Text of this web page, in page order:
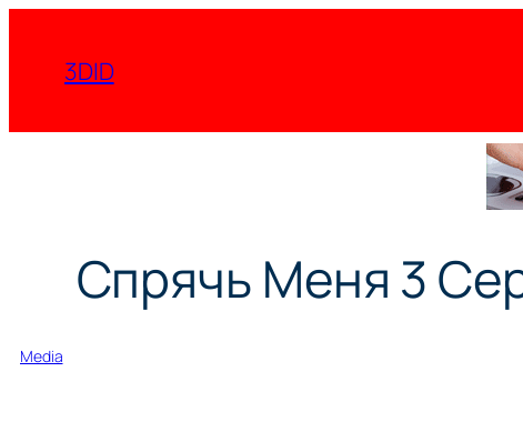
содержимому
3DID
Спрячь Меня 3
Media